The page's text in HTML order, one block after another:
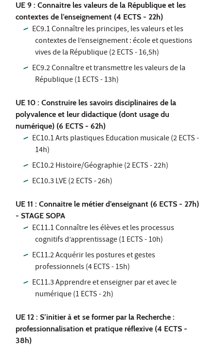
UE 9 : Connaitre les valeurs de la République et les
contextes de l’enseignement (4 ECTS - 22h)
EC9.1 Connaître les principes, les valeurs et les
contextes de l’enseignement : école et questions
vives de la République (2 ECTS - 16,5h)
EC9.2 Connaître et transmettre les valeurs de la
République (1 ECTS - 13h)
UE 10 : Construire les savoirs disciplinaires de la
polyvalence et leur didactique (dont usage du
numérique) (6 ECTS - 62h)
EC10.1 Arts plastiques Education musicale (2 ECTS -
14h)
EC10.2 Histoire/Géographie (2 ECTS - 22h)
EC10.3 LVE (2 ECTS - 26h)
UE 11 : Connaitre le métier d’enseignant (6 ECTS - 27h)
- STAGE SOPA
EC11.1 Connaître les élèves et les processus
cognitifs d’apprentissage (1 ECTS - 10h)
EC11.2 Acquérir les postures et gestes
professionnels (4 ECTS - 15h)
EC11.3 Apprendre et enseigner par et avec le
numérique (1 ECTS - 2h)
UE 12 : S’initier à et se former par la Recherche :
professionnalisation et pratique réflexive (4 ECTS -
38h)